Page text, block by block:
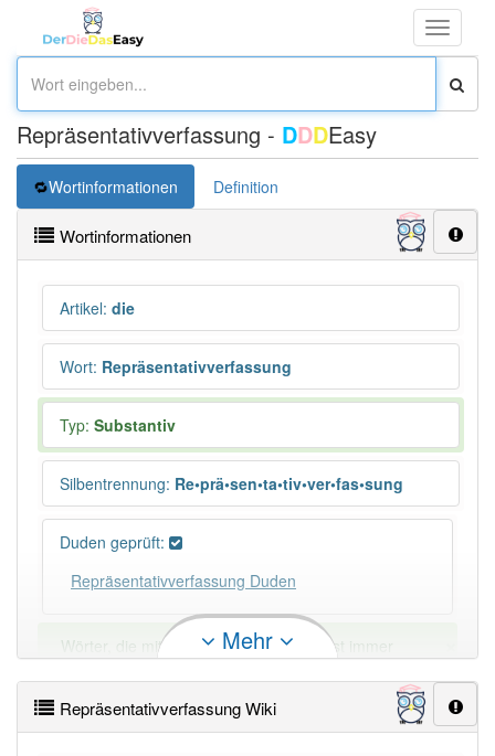
Toggle
Repräsentativverfassung - DDDEasy
Wortinformationen Definition
Wortinformationen
Artikel: die
Wort: Repräsentativverfassung
Typ: Substantiv
Silbentrennung: Re•prä•sen•ta•tiv•ver•fas•sung
Duden geprüft:
Repräsentativverfassung Duden
Wörter, die mit "- ung" enden, haben fast immer
Mehr
Repräsentativverfassung Wiki